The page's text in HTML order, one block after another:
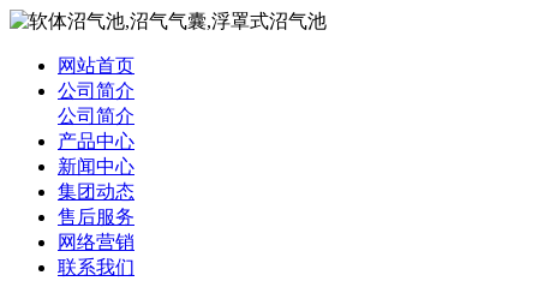
网站首页
公司简介
公司简介
产品中心
新闻中心
集团动态
售后服务
网络营销
联系我们